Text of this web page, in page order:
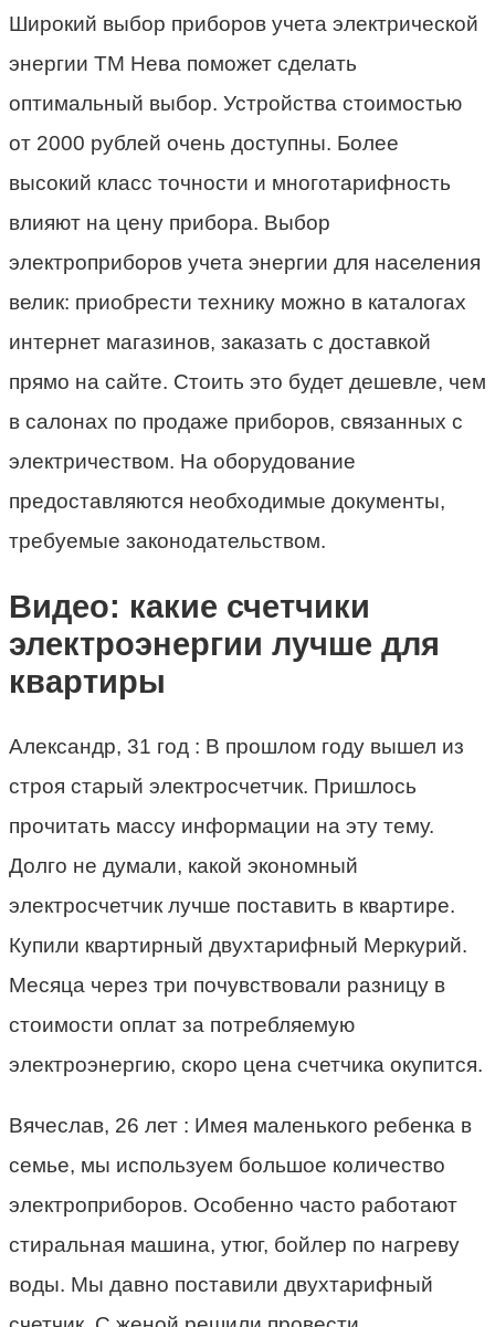
Широкий выбор приборов учета электрической
энергии ТМ Нева поможет сделать
оптимальный выбор. Устройства стоимостью
от 2000 рублей очень доступны. Более
высокий класс точности и многотарифность
влияют на цену прибора. Выбор
электроприборов учета энергии для населения
велик: приобрести технику можно в каталогах
интернет магазинов, заказать с доставкой
прямо на сайте. Стоить это будет дешевле, чем
в салонах по продаже приборов, связанных с
электричеством. На оборудование
предоставляются необходимые документы,
требуемые законодательством.
Видео: какие счетчики
электроэнергии лучше для
квартиры
Александр, 31 год :­ В прошлом году вышел из
строя старый электросчетчик. Пришлось
прочитать массу информации на эту тему.
Долго не думали, какой экономный
электросчетчик лучше поставить в квартире.
Купили квартирный двухтарифный Меркурий.
Месяца через три почувствовали разницу в
стоимости оплат за потребляемую
электроэнергию, скоро цена счетчика окупится.
Вячеслав, 26 лет :­ Имея маленького ребенка в
семье, мы используем большое количество
электроприборов. Особенно часто работают
стиральная машина, утюг, бойлер по нагреву
воды. Мы давно поставили двухтарифный